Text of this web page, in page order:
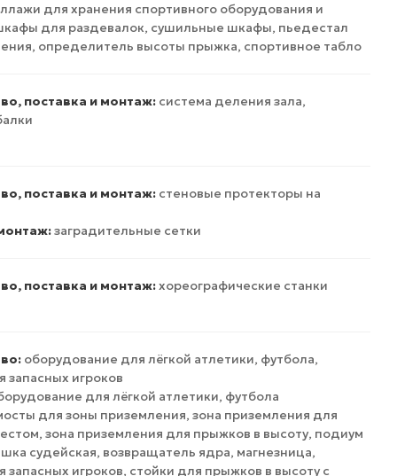
для хранения спортивного оборудования и
для раздевалок, сушильные шкафы, пьедестал
определитель высоты прыжка, спортивное табло
поставка и монтаж: система деления зала,
поставка и монтаж: стеновые протекторы на
заградительные сетки
поставка и монтаж:хореографические станки
оборудование для лёгкой атлетики, футбола,
запасных игроков
для лёгкой атлетики, футбола
для зоны приземления, зона приземления для
зона приземления для прыжков в высоту, подиум
судейская, возвращатель ядра, магнезница,
запасных игроков, стойки для прыжков в высоту с